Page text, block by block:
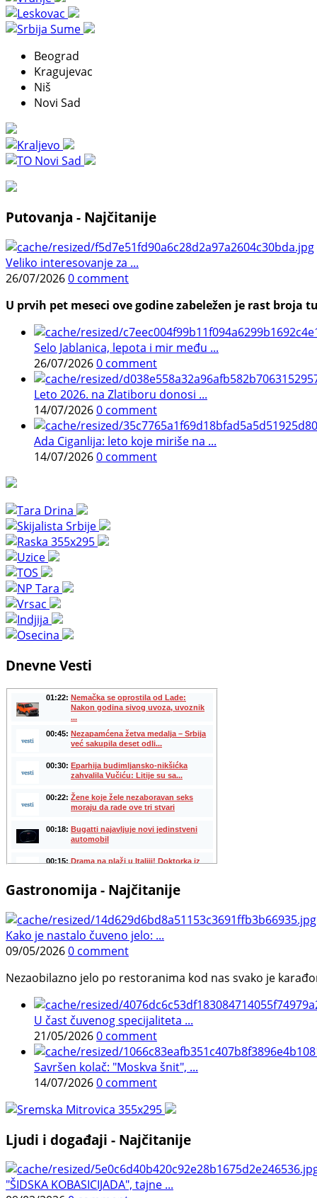
Beograd
Kragujevac
Niš
Novi Sad
Putovanja - Najčitanije
Veliko interesovanje za ...
26/07/20260 comment
U prvih pet meseci ove godine zabeležen je rast
Selo Jablanica, lepota i mir među ...
26/07/20260 comment
Leto 2026. na Zlatiboru donosi ...
14/07/20260 comment
Ada Ciganlija: leto koje miriše na ...
14/07/20260 comment
Dnevne Vesti
Gastronomija - Najčitanije
Kako je nastalo čuveno jelo: ...
09/05/20260 comment
Nezaobilazno jelo po restoranima kod nas svako je
U čast čuvenog specijaliteta ...
21/05/20260 comment
Savršen kolač: "Moskva šnit", ...
14/07/20260 comment
Ljudi i događaji - Najčitanije
"ŠIDSKA KOBASICIJADA", tajne ...